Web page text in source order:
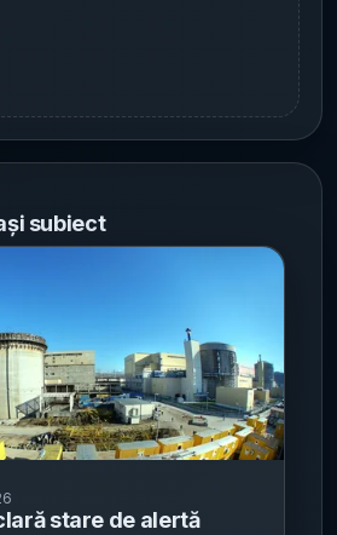
subiect
stare de alertă